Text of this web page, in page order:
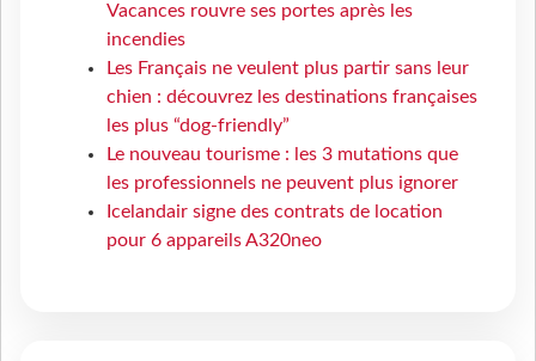
Vacances rouvre ses portes après les
incendies
Les Français ne veulent plus partir sans leur
chien : découvrez les destinations françaises
les plus “dog-friendly”
Le nouveau tourisme : les 3 mutations que
les professionnels ne peuvent plus ignorer
Icelandair signe des contrats de location
pour 6 appareils A320neo